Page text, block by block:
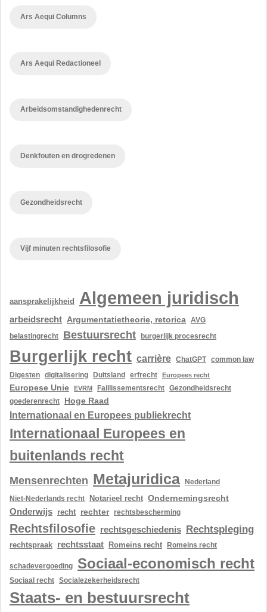
Ars Aequi Columns
Ars Aequi Redactioneel
Arbeidsomstandighedenrecht
Denkfouten en drogredenen
Gezondheidsrecht
Vijf minuten rechtsfilosofie
aansprakelijkheid Algemeen juridisch
arbeidsrecht Argumentatietheorie, retorica AVG
belastingrecht Bestuursrecht burgerlijk procesrecht
Burgerlijk recht carrière ChatGPT common law
Digesten
digitalisering Duitsland erfrecht Europees recht
Europese Unie EVRM Faillissementsrecht
Gezondheidsrecht
goederenrecht
Hoge Raad
Internationaal en Europees publiekrecht
Internationaal Europees en
buitenlands recht
Mensenrechten Metajuridica
Nederland
Niet-Nederlands recht
Notarieel recht Ondernemingsrecht
Onderwijs recht rechter rechtsbescherming
Rechtsfilosofie rechtsgeschiedenis Rechtspleging
rechtspraak rechtsstaat Romeins recht Romeins recht
schadevergoeding Sociaal-economisch recht
Sociaal recht Socialezekerheidsrecht
Staats- en bestuursrecht